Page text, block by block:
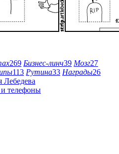
269 Бизнес-линч39 Мозг27
113 Рутина33 Награды26
Лебедева
и телефоны